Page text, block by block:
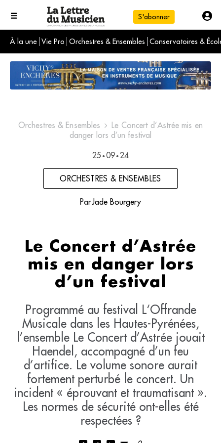
S'abonner
À la une Vie Pro Orchestres & Ensembles Conservatoires &
L'info du jour
Le numéro du mois
International
Orchestres & Ensembles
Le Concert d’Astrée mis en
danger lors d’un festival
25 • 09 • 24
ORCHESTRES & ENSEMBLES
ParJade Bourgery
Le Concert d’Astrée
mis en danger lors
d’un festival
Programmé au festival L‘Offrande
Musicale dans les Hautes-Pyrénées,
l’ensemble Le Concert d’Astrée jouait
Haendel, accompagné d’un feu
d’artifice. Le volume sonore aurait
fortement perturbé le concert. Un
incident « éprouvant et traumatisant ».
Les normes de sécurité ont-elles été
respectées ?